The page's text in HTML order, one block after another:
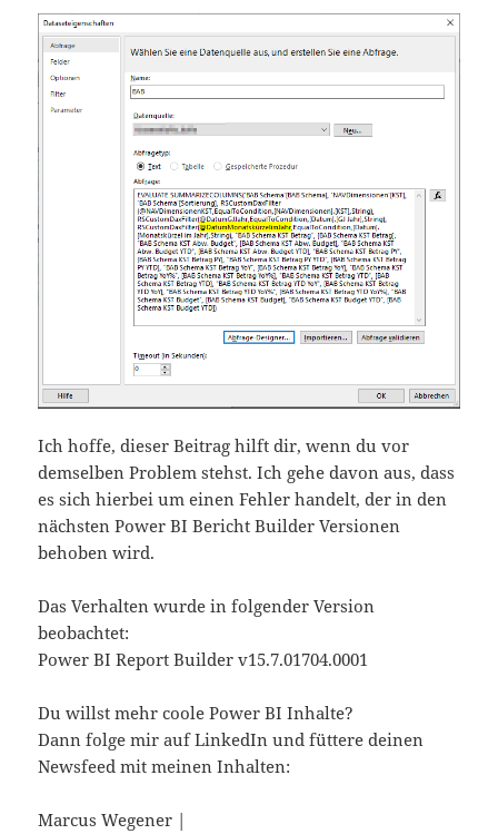
Ich hoffe, dieser Beitrag hilft dir, wenn du vor
demselben Problem stehst. Ich gehe davon aus, dass
es sich hierbei um einen Fehler handelt, der in den
nächsten Power BI Bericht Builder Versionen
behoben wird.
Das Verhalten wurde in folgender Version
beobachtet:
Power BI Report Builder v15.7.01704.0001
Du willst mehr coole Power BI Inhalte?
Dann folge mir auf LinkedIn und füttere deinen
Newsfeed mit meinen Inhalten:
Marcus Wegener | ​